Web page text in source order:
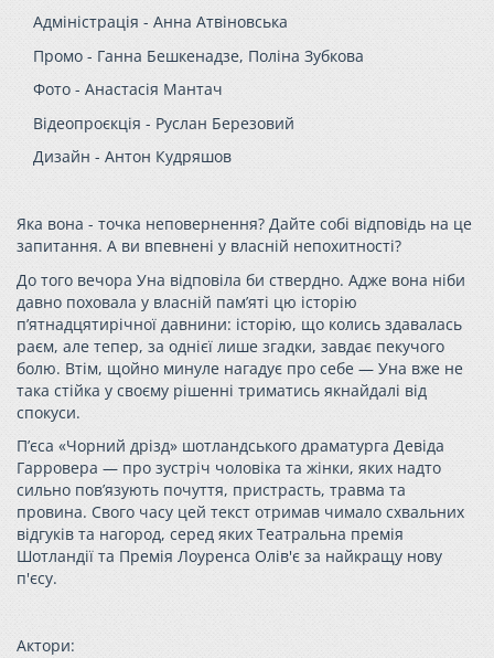
Адміністрація - Анна Атвіновська
Промо - Ганна Бешкенадзе, Поліна Зубкова
Фото - Анастасія Мантач
Відеопроєкція - Руслан Березовий
Дизайн - Антон Кудряшов
Яка вона - точка неповернення? Дайте собі відповідь на це
запитання. А ви впевнені у власній непохитності?
До того вечора Уна відповіла би ствердно. Адже вона ніби
давно поховала у власній пам’яті цю історію
п’ятнадцятирічної давнини: історію, що колись здавалась
раєм, але тепер, за однієї лише згадки, завдає пекучого
болю. Втім, щойно минуле нагадує про себе — Уна вже не
така стійка у своєму рішенні триматись якнайдалі від
спокуси.
П’єса «Чорний дрізд» шотландського драматурга Девіда
Гарровера — про зустріч чоловіка та жінки, яких надто
сильно пов’язують почуття, пристрасть, травма та
провина. Свого часу цей текст отримав чимало схвальних
відгуків та нагород, серед яких Театральна премія
Шотландії та Премія Лоуренса Олів'є за найкращу нову
п'єсу.
Актори: